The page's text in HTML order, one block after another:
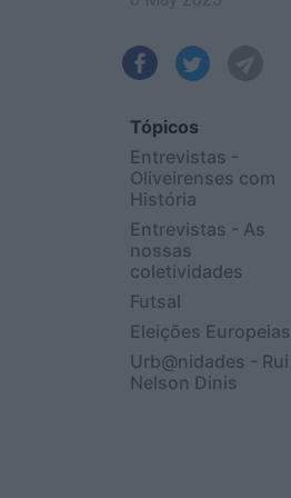
Tópicos
Entrevistas -
Oliveirenses com
História
Entrevistas - As
nossas
coletividades
Futsal
Eleições Europeias
Urb@nidades - Rui
Nelson Dinis